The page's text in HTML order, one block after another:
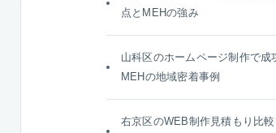
点とMEHの強み
山科区のホームページ制作で成
MEHの地域密着事例
右京区のWEB制作見積もり比